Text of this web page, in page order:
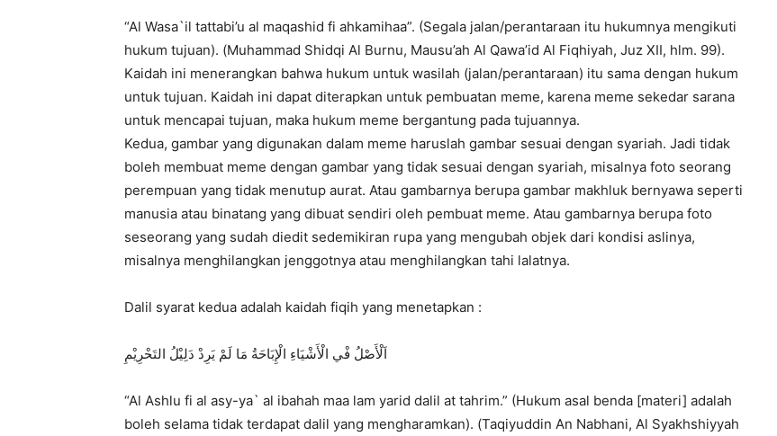
“Al Wasa`il tattabi’u al maqashid fi ahkamihaa”. (Segala jalan/perantaraan itu hukumnya mengikuti
hukum tujuan). (Muhammad Shidqi Al Burnu, Mausu’ah Al Qawa’id Al Fiqhiyah, Juz XII, hlm. 99).
Kaidah ini menerangkan bahwa hukum untuk wasilah (jalan/perantaraan) itu sama dengan hukum
untuk tujuan. Kaidah ini dapat diterapkan untuk pembuatan meme, karena meme sekedar sarana
untuk mencapai tujuan, maka hukum meme bergantung pada tujuannya.
Kedua, gambar yang digunakan dalam meme haruslah gambar sesuai dengan syariah. Jadi tidak
boleh membuat meme dengan gambar yang tidak sesuai dengan syariah, misalnya foto seorang
perempuan yang tidak menutup aurat. Atau gambarnya berupa gambar makhluk bernyawa seperti
manusia atau binatang yang dibuat sendiri oleh pembuat meme. Atau gambarnya berupa foto
seseorang yang sudah diedit sedemikiran rupa yang mengubah objek dari kondisi aslinya,
misalnya menghilangkan jenggotnya atau menghilangkan tahi lalatnya.
Dalil syarat kedua adalah kaidah fiqih yang menetapkan :
اَلْأَصْلُ فْي الْأَشْيَاءِ الْإِبَاحَةُ مَا لَمْ يَرِدْ دَلِيْلُ التَحْرِيْمِ
“Al Ashlu fi al asy-ya` al ibahah maa lam yarid dalil at tahrim.” (Hukum asal benda [materi] adalah
boleh selama tidak terdapat dalil yang mengharamkan). (Taqiyuddin An Nabhani, Al Syakhshiyyah